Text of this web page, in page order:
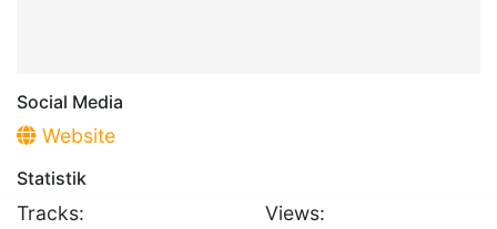
Social Media
Website
Statistik
Tracks:
Views: